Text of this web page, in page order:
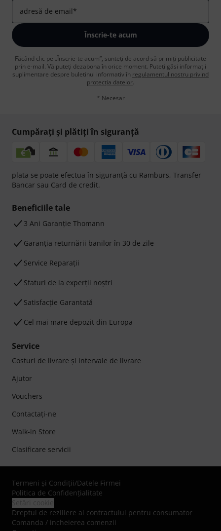
adresă de email*
Înscrie-te acum
Făcând clic pe „Înscrie-te acum”, sunteți de acord să primiți publicitate
prin e-mail. Vă puteți dezabona în orice moment. Puteți găsi informații
suplimentare despre buletinul informativ în regulamentul nostru privind
protecția datelor.
* Necesar
Cumpărați și plătiți în siguranță
plata se poate efectua în siguranță cu Ramburs, Transfer
Bancar sau Card de credit.
Beneficiile tale
3 Ani Garanție Thomann
Garanţia returnării banilor în 30 de zile
Service Reparații
Sfaturi de la experții noștri
Satisfacție Garantată
Cel mai mare depozit din Europa
Service
Costuri de livrare şi Intervale de livrare
Ajutor
Vouchers
Contactaţi-ne
Walk-in Store
Clasificare servicii
Termeni şi Condiţii/Datele Firmei
Politica de Confidenţialitate
Dreptul de reziliere al contractului pentru consumator
Comanda / incheierea comenzii